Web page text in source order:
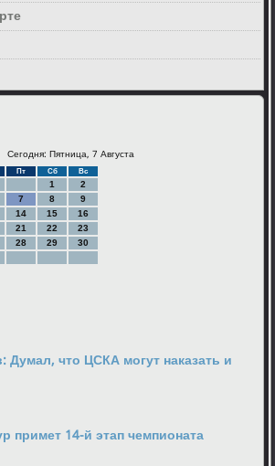
Сегодня: Пятница, 7 Августа
Пт Сб Вс
1
2
7 8
9
14 15
16
21 22
23
28 29
30
Думал, что ЦСКА могут наказать и
примет 14-й этап чемпионата